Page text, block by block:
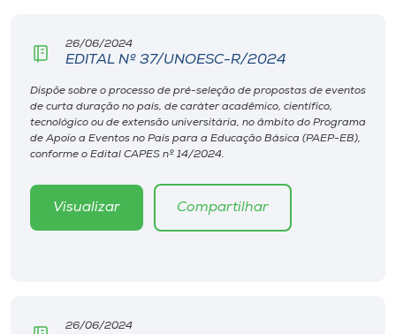
Editora
Rádio
Selecione
26/06/2024
EDITAL Nº 37/UNOESC-R/2024
Dispõe sobre o processo de pré-seleção de propostas de eventos
de curta duração no país, de caráter acadêmico, científico,
tecnológico ou de extensão universitária, no âmbito do Programa
de Apoio a Eventos no País para a Educação Básica (PAEP-EB),
conforme o Edital CAPES nº 14/2024.
Visualizar Compartilhar
26/06/2024